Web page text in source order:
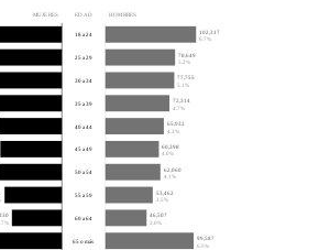
MUJERES EDAD HOMBRES
102,317
6.7%
18 a 24
78,649
5.2%
25 a 29
77,755
5.1%
30 a 34
72,314
4.7%
35 a 39
65,932
4.3%
40 a 44
60,398
4.0%
45 a 49
62,060
4.1%
50 a 54
53,462
3.5%
55 a 59
46,507
3.0%
60 a 64
99,587
6.5%
65 o más